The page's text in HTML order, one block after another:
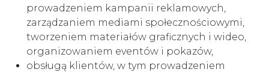
prowadzeniem kampanii reklamowych,
zarządzaniem mediami społecznościowymi,
tworzeniem materiałów graficznych i wideo,
organizowaniem eventów i pokazów,
obsługą klientów, w tym prowadzeniem